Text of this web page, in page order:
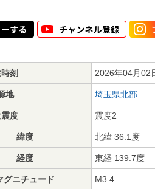
刻 2026年04月02
地 埼玉県北部
度 震度2
緯度 北緯 36.1度
経度 東経 139.7度
グニチュード M3.4